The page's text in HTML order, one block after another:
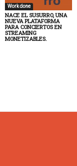
Work done
NACE EL SUSURRO, UNA
NUEVA PLATAFORMA
PARA CONCIERTOS EN
STREAMING
MONETIZABLES.